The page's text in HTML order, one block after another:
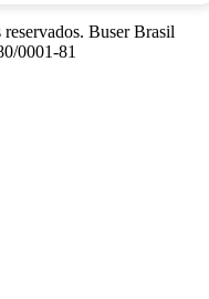
Buser Brasil
0001-81